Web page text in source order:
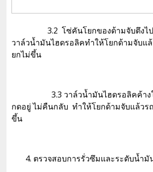
3.2 โซ่คันโยกของด้ามจับตึงไ
วาล์วน้ำมันไฮดรอลิคทำให้โยกด้ามจับแ
ยกไม่ขึ้น
3.3 วาล์วน้ำมันไฮดรอลิคค้า
กดอยู่ ไม่คืนกลับ ทำให้โยกด้ามจับแล้วร
ขึ้น
4. ตรวจสอบการรั่วซึมและระดับน้ำมั